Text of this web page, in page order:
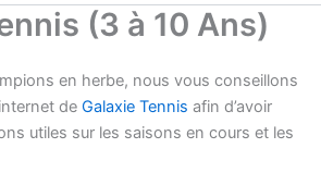
(3 à 10 Ans)
en herbe, nous vous conseillons
de Galaxie Tennis afin d’avoir
utiles sur les saisons en cours et les